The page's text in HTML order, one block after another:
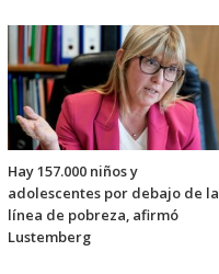
Hay 157.000 niños y
adolescentes por debajo de la
línea de pobreza, afirmó
Lustemberg